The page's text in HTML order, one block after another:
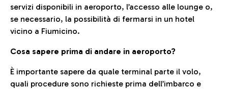
servizi disponibili in aeroporto, l’accesso alle lounge o,
se necessario, la possibilità di fermarsi in un hotel
vicino a Fiumicino.
Cosa sapere prima di andare in aeroporto?
È importante sapere da quale terminal parte il volo,
quali procedure sono richieste prima dell’imbarco e